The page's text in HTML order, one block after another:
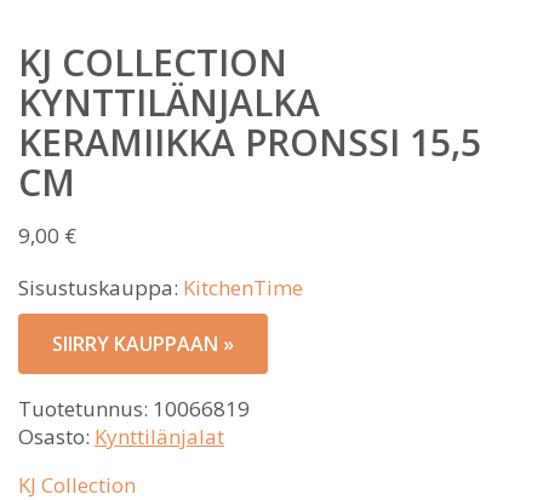
KJ COLLECTION
KYNTTILÄNJALKA
KERAMIIKKA PRONSSI 15,5
CM
9,00 €
Sisustuskauppa: KitchenTime
SIIRRY KAUPPAAN »
Tuotetunnus: 10066819
Osasto: Kynttilänjalat
KJ Collection